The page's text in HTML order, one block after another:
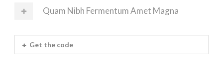
Quam Nibh Fermentum Amet Magna
Get the code